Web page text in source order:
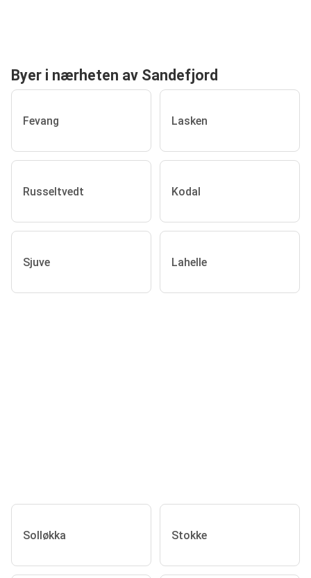
Byer i nærheten av Sandefjord
Fevang Lasken
Russeltvedt Kodal
Sjuve Lahelle
Solløkka Stokke